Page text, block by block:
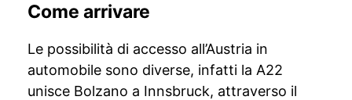
Come arrivare
Le possibilità di accesso all’Austria in
automobile sono diverse, infatti la A22
unisce Bolzano a Innsbruck, attraverso il